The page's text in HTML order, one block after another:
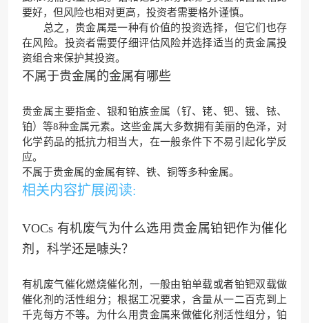
要好，但风险也相对更高，投资者需要格外谨慎。
总之，贵金属是一种有价值的投资选择，但它们也存
在风险。投资者需要仔细评估风险并选择适当的贵金属投
资组合来保护其投资。
不属于贵金属的金属有哪些
贵金属主要指金、银和铂族金属（钌、铑、钯、锇、铱、
铂）等8种金属元素。这些金属大多数拥有美丽的色泽，对
化学药品的抵抗力相当大，在一般条件下不易引起化学反
应。
不属于贵金属的金属有锌、铁、铜等多种金属。
相关内容扩展阅读:
VOCs 有机废气为什么选用贵金属铂钯作为催化
剂，科学还是噱头？
有机废气催化燃烧催化剂，一般由铂单载或者铂钯双载做
催化剂的活性组分；根据工况要求，含量从一二百克到上
千克每方不等。为什么用贵金属来做催化剂活性组分，铂